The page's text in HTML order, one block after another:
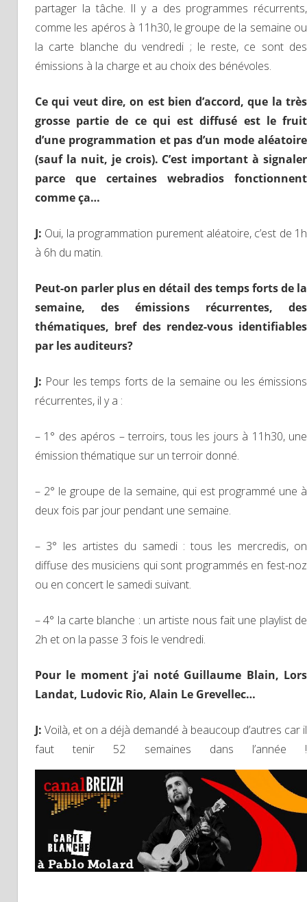
partager la tâche. Il y a des programmes récurrents,
comme les apéros à 11h30, le groupe de la semaine ou
la carte blanche du vendredi ; le reste, ce sont des
émissions à la charge et au choix des bénévoles.
Ce qui veut dire, on est bien d’accord, que la très
grosse partie de ce qui est diffusé est le fruit
d’une programmation et pas d’un mode aléatoire
(sauf la nuit, je crois). C’est important à signaler
parce que certaines webradios fonctionnent
comme ça…
J: Oui, la programmation purement aléatoire, c’est de 1h
à 6h du matin.
Peut-on parler plus en détail des temps forts de la
semaine, des émissions récurrentes, des
thématiques, bref des rendez-vous identifiables
par les auditeurs?
J: Pour les temps forts de la semaine ou les émissions
récurrentes, il y a :
– 1° des apéros – terroirs, tous les jours à 11h30, une
émission thématique sur un terroir donné.
– 2° le groupe de la semaine, qui est programmé une à
deux fois par jour pendant une semaine.
– 3° les artistes du samedi : tous les mercredis, on
diffuse des musiciens qui sont programmés en fest-noz
ou en concert le samedi suivant.
– 4° la carte blanche : un artiste nous fait une playlist de
2h et on la passe 3 fois le vendredi.
Pour le moment j’ai noté Guillaume Blain, Lors
Landat, Ludovic Rio, Alain Le Grevellec…
J: Voilà, et on a déjà demandé à beaucoup d’autres car il
faut tenir 52 semaines dans l’année !